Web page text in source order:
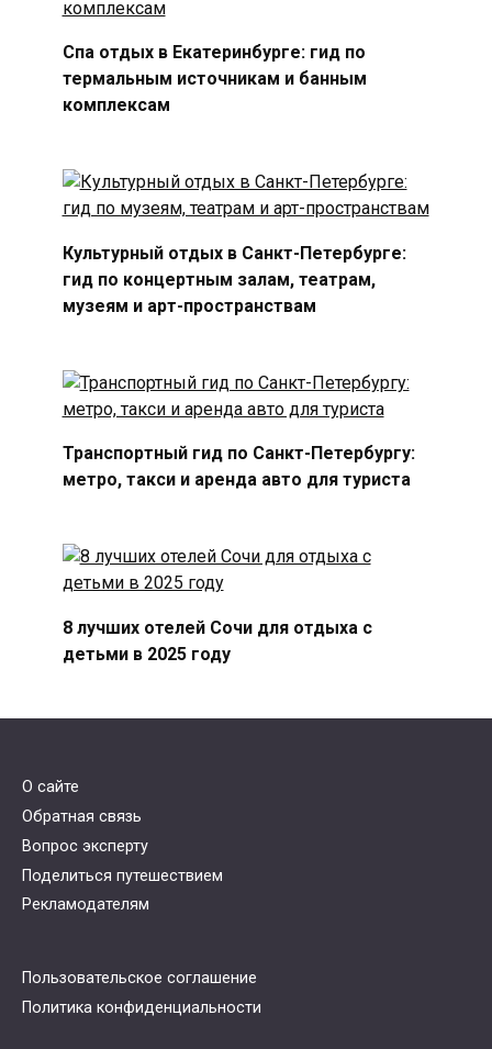
Спа отдых в Екатеринбурге: гид по
термальным источникам и банным
комплексам
Культурный отдых в Санкт-Петербурге:
гид по концертным залам, театрам,
музеям и арт-пространствам
Транспортный гид по Санкт-Петербургу:
метро, такси и аренда авто для туриста
8 лучших отелей Сочи для отдыха с
детьми в 2025 году
О сайте
Обратная связь
Вопрос эксперту
Поделиться путешествием
Рекламодателям
Пользовательское соглашение
Политика конфиденциальности